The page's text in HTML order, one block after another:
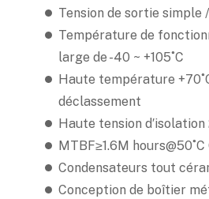
Tension de sortie simple
Température de
large de -40 ~ +105˚C
Haute température
déclassement
Haute tension d′isolation
MTBF≥1.6M hours@50˚C
Condensateurs tout
Conception de boîtier